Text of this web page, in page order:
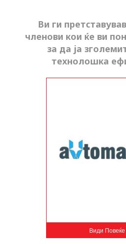
Ви ги
членови кои ќе ви
за да ја
технолошка
Види Повеќе